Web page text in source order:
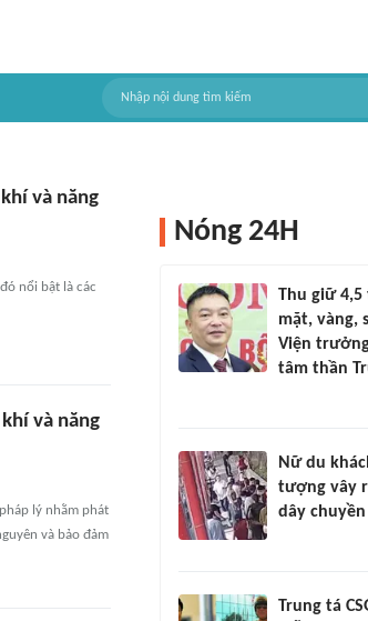
và năng
nổi bật là các
và năng
lý nhằm phát
và bảo đảm
Nóng 24H
Thu giữ
mặt, vàng,
Viện
tâm thần
Nữ du
tượng vây
dây
Trung tá